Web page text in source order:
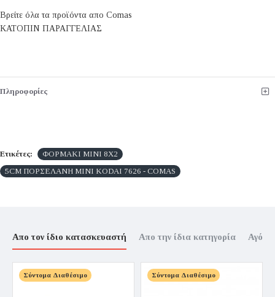
Βρείτε όλα τα προϊόντα απο Comas
ΚΑΤΟΠΙΝ ΠΑΡΑΓΓΕΛΙΑΣ
Πληροφορίες
Ετικέτες:
ΦΟΡΜΑΚΙ ΜΙΝΙ 8X2
5CM ΠΟΡΣΕΛΑΝΗ MINI KODAI 7626 - COMAS
Απο τον ίδιο κατασκευαστή Απο την ίδια κατηγορία
Σύντομα Διαθέσιμο Σύντομα Διαθέσιμο